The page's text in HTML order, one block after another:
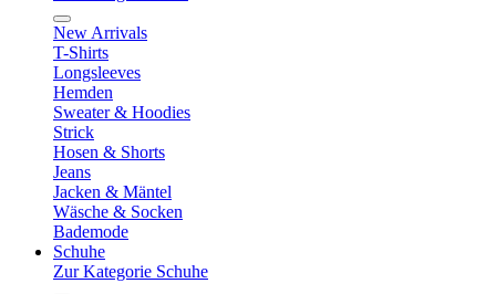
New Arrivals
T-Shirts
Longsleeves
Hemden
Sweater & Hoodies
Strick
Hosen & Shorts
Jeans
Jacken & Mäntel
Wäsche & Socken
Bademode
Schuhe
Zur Kategorie Schuhe